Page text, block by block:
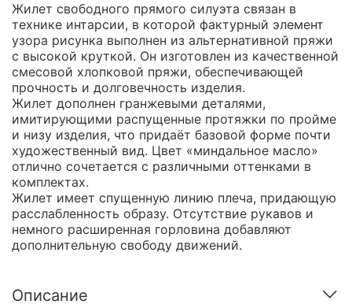
Жилет свободного прямого силуэта связан в
технике интарсии, в которой фактурный элемент
узора рисунка выполнен из альтернативной пряжи
с высокой круткой. Он изготовлен из качественной
смесовой хлопковой пряжи, обеспечивающей
прочность и долговечность изделия.
Жилет дополнен гранжевыми деталями,
имитирующими распущенные протяжки по пройме
и низу изделия, что придаёт базовой форме почти
художественный вид. Цвет «миндальное масло»
отлично сочетается с различными оттенками в
комплектах.
Жилет имеет спущенную линию плеча, придающую
расслабленность образу. Отсутствие рукавов и
немного расширенная горловина добавляют
дополнительную свободу движений.
Описание